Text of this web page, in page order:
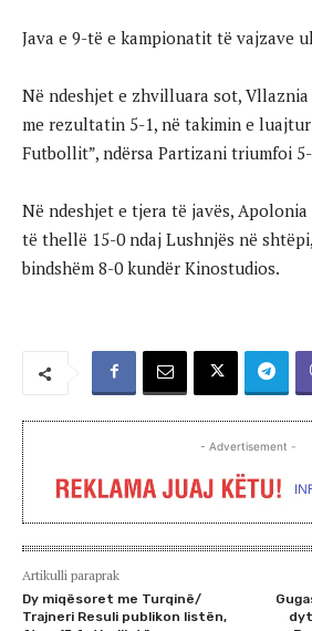
Java e 9-të e kampionatit të vajzave
Në ndeshjet e zhvilluara sot,
me rezultatin 5-1, në takimin e luajtur
Futbollit”, ndërsa Partizani triumfoi
Në ndeshjet e tjera të javës,
të thellë 15-0 ndaj Lushnjës në
bindshëm 8-0 kundër Kinostudios.
- Advertisement -
Artikulli paraprak
Dy miqësoret me Turqinë/
Trajneri Resuli publikon listën,